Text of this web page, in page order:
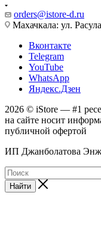
orders@istore-d.ru
Махачкала: ул.
Вконтакте
Telegram
YouTube
WhatsApp
Яндекс.Дзен
2026 © iStore — #1
на сайте носит
публичной офертой
ИП Джанболатова
Найти